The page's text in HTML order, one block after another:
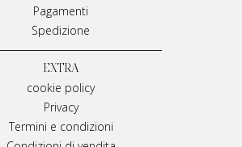
Pagamenti
Spedizione
EXTRA
cookie policy
Privacy
Termini e condizioni